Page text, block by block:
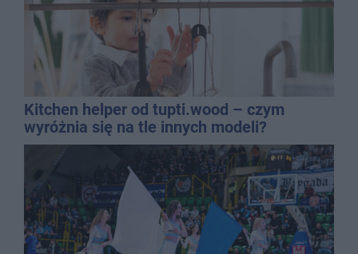
Kitchen helper od tupti.wood – czym
wyróżnia się na tle innych modeli?